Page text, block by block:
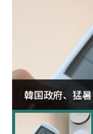
韓国政府、猛
に需給対応体